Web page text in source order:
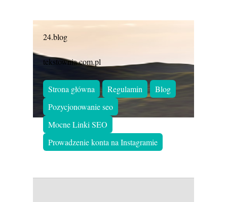
24.blog
tekstownia.com.pl
Strona główna Regulamin
Blog
Pozycjonowanie seo
Mocne Linki SEO
Prowadzenie konta na Instagramie